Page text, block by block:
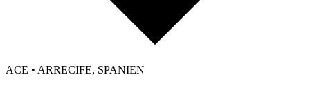
ACE • ARRECIFE, SPANIEN